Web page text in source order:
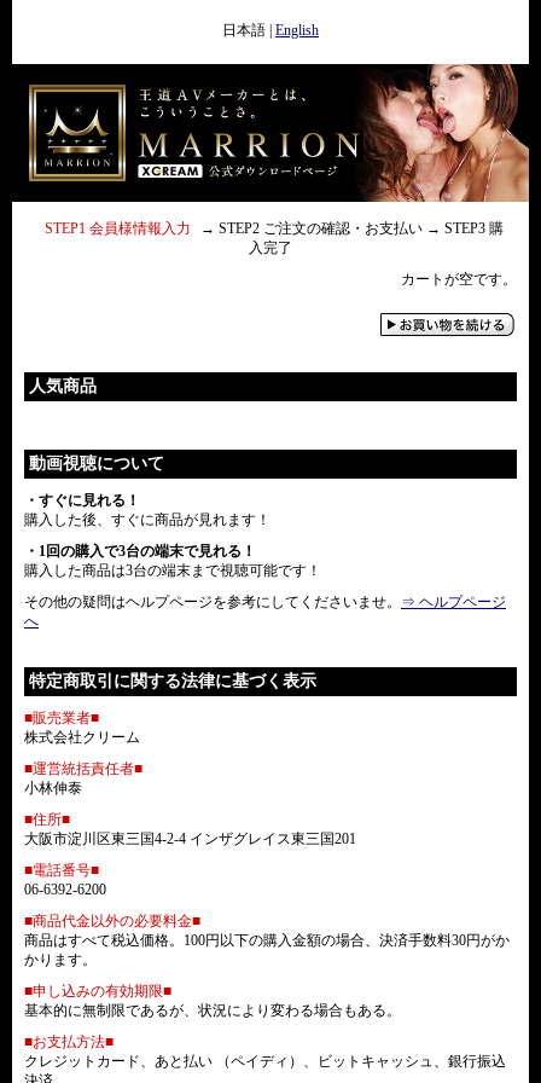
日本語 English
STEP1 会員様情報入力
→ STEP2 ご注文の確認・お支払い → STEP3 購
入完了
カートが空です。
人気商品
動画視聴について
・すぐに見れる！
購入した後、すぐに商品が見れます！
・1回の購入で3台の端末で見れる！
購入した商品は3台の端末まで視聴可能です！
その他の疑問はヘルプページを参考にしてくださいませ。 ⇒ ヘルプページ
へ
特定商取引に関する法律に基づく表示
■販売業者■
株式会社クリーム
■運営統括責任者■
小林伸泰
■住所■
大阪市淀川区東三国4-2-4 インザグレイス東三国201
■電話番号■
06-6392-6200
■商品代金以外の必要料金■
商品はすべて税込価格。100円以下の購入金額の場合、決済手数料30円がか
かります。
■申し込みの有効期限■
基本的に無制限であるが、状況により変わる場合もある。
■お支払方法■
クレジットカード、あと払い （ペイディ）、ビットキャッシュ、銀行振込